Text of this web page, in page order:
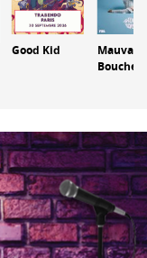
Good Kid
Bouche